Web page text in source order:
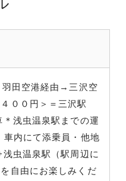
田空港経由→三沢空
００円＞＝三沢駅
浅虫温泉駅までの運
内にて添乗員・他地
浅虫温泉駅（駅周辺に
自由にお楽しみくだ